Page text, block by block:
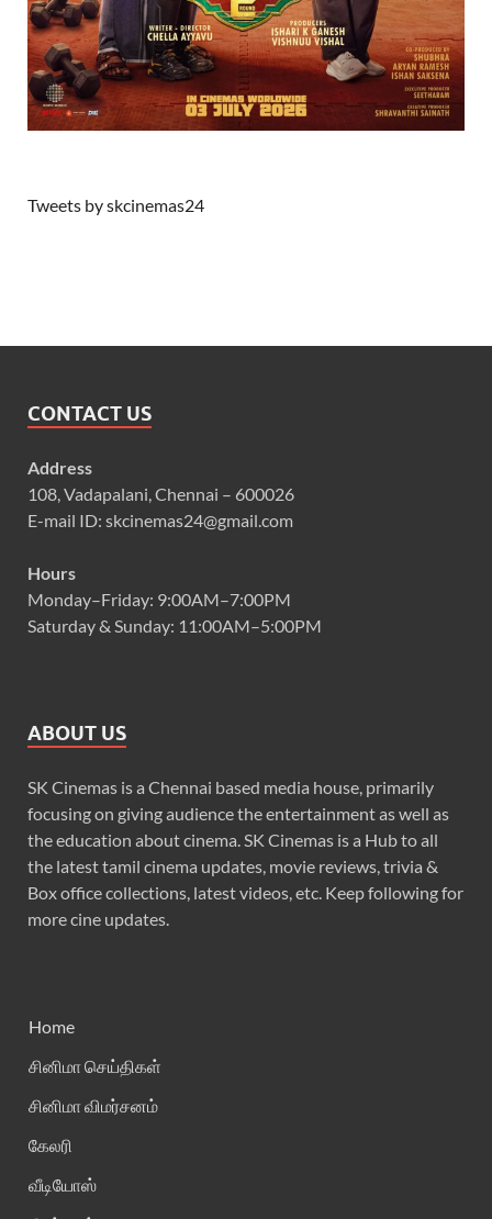
Tweets by skcinemas24
CONTACT US
Address
108, Vadapalani, Chennai – 600026
E-mail ID: skcinemas24@gmail.com
Hours
Monday–Friday: 9:00AM–7:00PM
Saturday & Sunday: 11:00AM–5:00PM
ABOUT US
SK Cinemas is a Chennai based media house, primarily
focusing on giving audience the entertainment as well as
the education about cinema. SK Cinemas is a Hub to all
the latest tamil cinema updates, movie reviews, trivia &
Box office collections, latest videos, etc. Keep following for
more cine updates.
Home
சினிமா செய்திகள்
சினிமா விமர்சனம்
கேலரி
வீடியோஸ்